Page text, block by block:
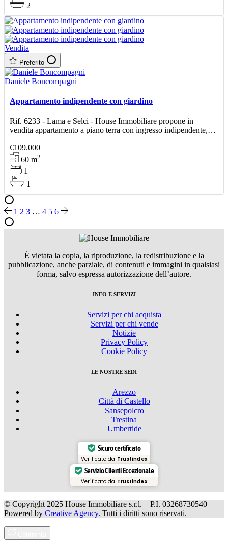
2
Vendita
Preferito
Daniele Boncompagni
Appartamento indipendente con giardino
Rif. 6233 - Lama e Selci - House Immobiliare propone in
vendita appartamento a piano terra con ingresso indipendente,
€109.000
60m2
1
1
1 2 3 … 4 5 6
È vietata la copia, la riproduzione, la redistribuzione e la
pubblicazione, anche parziale, di contenuti e immagini in qualsiasi
forma, salvo espressa autorizzazione dell’autore.
INFO E SERVIZI
Servizi per chi acquista
Servizi per chi vende
Notizie
Privacy Policy
Cookie Policy
LE NOSTRE SEDI
Arezzo
Città di Castello
Sansepolcro
Trestina
Umbertide
Sicuro certificato
Verificato da Trustindex
Servizio Clienti Eccezionale
Verificato da Trustindex
© Copyright 2025 House Immobiliare s.r.l. – P.I. 03268730540 –
Powered by Creative Agency. Tutti i diritti sono riservati.